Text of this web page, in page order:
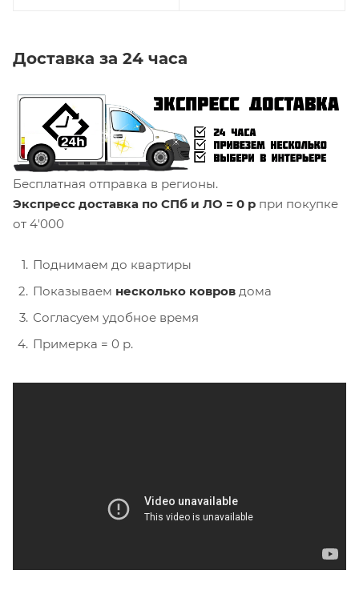
Доставка за 24 часа
Бесплатная отправка в регионы.
Экспресс доставка по СПб и ЛО = 0 р при покупке
от 4'000
Поднимаем до квартиры
Показываем несколько ковров дома
Согласуем удобное время
Примерка = 0 р.